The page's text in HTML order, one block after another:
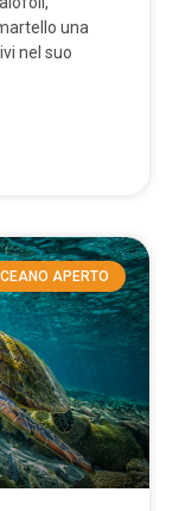
una
nel suo
APERTO